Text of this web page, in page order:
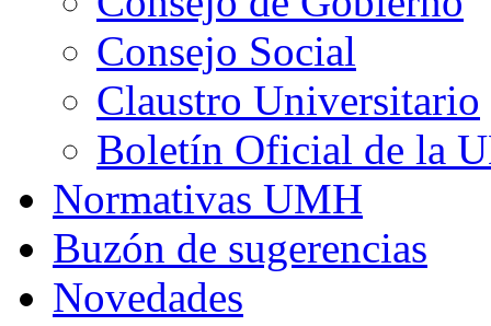
Consejo Social
Claustro Universitario
Boletín Oficial de la
Normativas UMH
Buzón de sugerencias
Novedades